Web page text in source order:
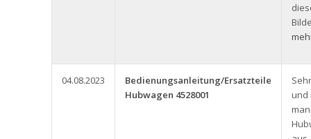
04.08.2023
Bedienungsanleitung/Ersatzteile
Hubwagen 4528001
und